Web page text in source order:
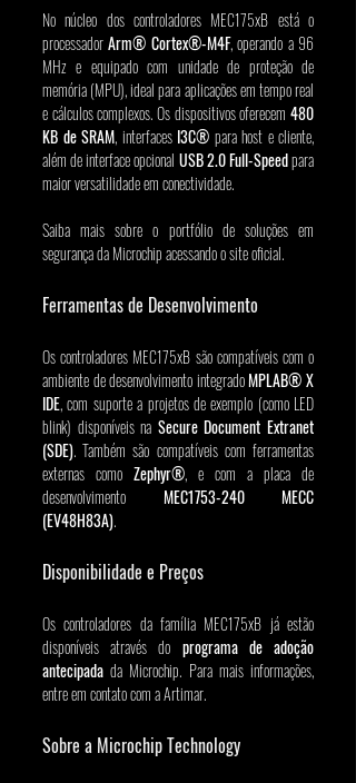
No núcleo dos controladores MEC175xB está o
processador Arm® Cortex®-M4F, operando a 96
MHz e equipado com unidade de proteção de
memória (MPU), ideal para aplicações em tempo real
e cálculos complexos. Os dispositivos oferecem 480
KB de SRAM, interfaces I3C® para host e cliente,
além de interface opcional USB 2.0 Full-Speed para
maior versatilidade em conectividade.
Saiba mais sobre o portfólio de soluções em
segurança da Microchip acessando o site oficial.
Ferramentas de Desenvolvimento
Os controladores MEC175xB são compatíveis com o
ambiente de desenvolvimento integrado MPLAB® X
IDE, com suporte a projetos de exemplo (como LED
blink) disponíveis na Secure Document Extranet
(SDE). Também são compatíveis com ferramentas
externas como Zephyr®, e com a placa de
desenvolvimento MEC1753-240 MECC
(EV48H83A).
Disponibilidade e Preços
Os controladores da família MEC175xB já estão
disponíveis através do programa de adoção
antecipada da Microchip. Para mais informações,
entre em contato com a Artimar.
Sobre a Microchip Technology